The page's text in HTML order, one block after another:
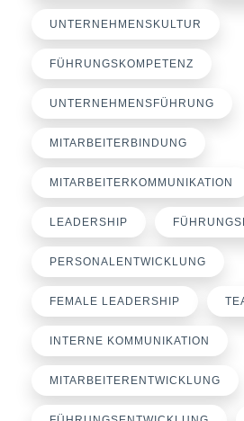
UNTERNEHMENSKULTUR
FÜHRUNGSKOMPETENZ
UNTERNEHMENSFÜHRUNG
MITARBEITERBINDUNG
MITARBEITERKOMMUNIKATION
LEADERSHIP
PERSONALENTWICKLUNG
FEMALE LEADERSHIP
INTERNE KOMMUNIKATION
MITARBEITERENTWICKLUNG